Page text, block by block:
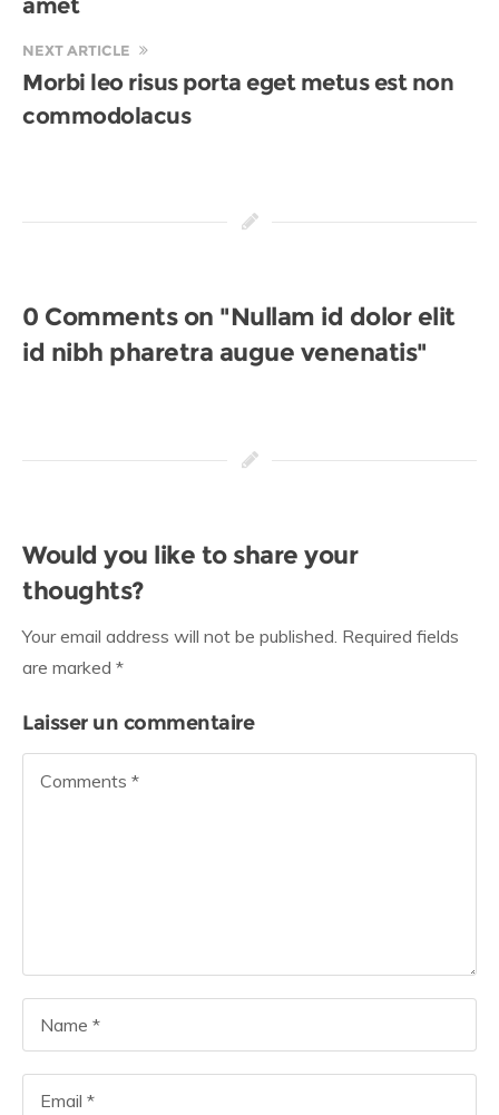
amet
NEXT ARTICLE
Morbi leo risus porta eget metus est non
commodolacus
0 Comments on "Nullam id dolor elit
id nibh pharetra augue venenatis"
Would you like to share your
thoughts?
Your email address will not be published. Required fields
are marked *
Laisser un commentaire